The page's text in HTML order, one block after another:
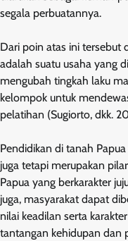
segala perbuatannya.
Dari poin atas ini tersebut
adalah suatu usaha yang
mengubah tingkah laku
kelompok untuk
pelatihan (Sugiorto, dkk.
Pendidikan di tanah
juga tetapi merupakan
Papua yang berkarakter
juga, masyarakat dapat
nilai keadilan serta
tantangan kehidupan dan